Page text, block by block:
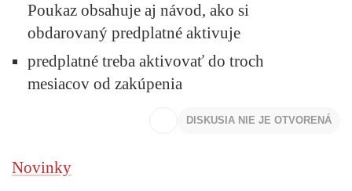
Poukaz obsahuje aj návod, ako si
obdarovaný predplatné aktivuje
predplatné treba aktivovať do troch
mesiacov od zakúpenia
DISKUSIA NIE JE OTVORENÁ
Novinky